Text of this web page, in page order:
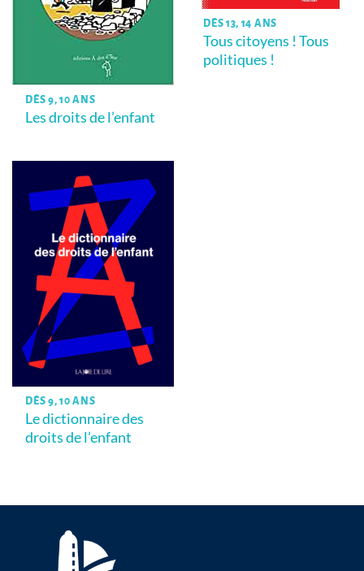
DÈS 9, 10 ANS
Les droits de l’enfant
DÈS 13, 14 ANS
Tous citoyens ! Tous
politiques !
DÈS 9, 10 ANS
Le dictionnaire des
droits de l’enfant